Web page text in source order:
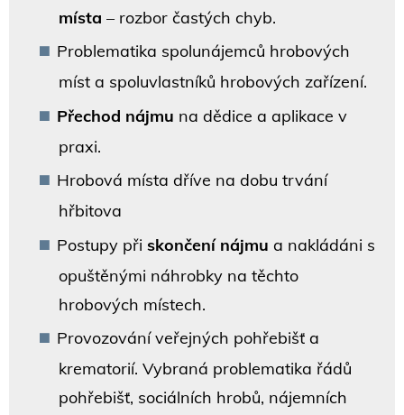
místa – rozbor častých chyb.
Problematika spolunájemců hrobových
míst a spoluvlastníků hrobových zařízení.
Přechod nájmu na dědice a aplikace v
praxi.
Hrobová místa dříve na dobu trvání
hřbitova
Postupy při skončení nájmu a nakládáni s
opuštěnými náhrobky na těchto
hrobových místech.
Provozování veřejných pohřebišť a
krematorií. Vybraná problematika řádů
pohřebišť, sociálních hrobů, nájemních